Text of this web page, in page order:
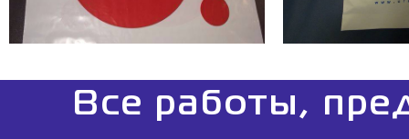
Все работы,